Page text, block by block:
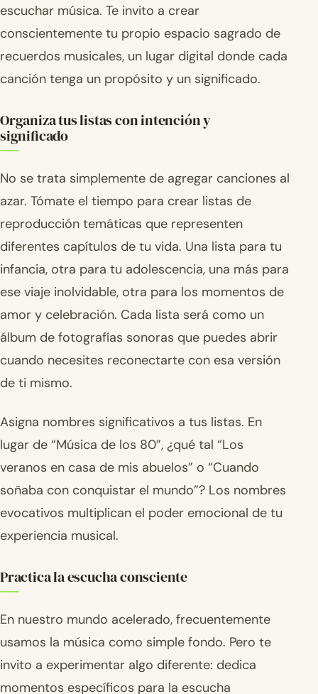
escuchar música. Te invito a crear
conscientemente tu propio espacio sagrado de
recuerdos musicales, un lugar digital donde cada
canción tenga un propósito y un significado.
Organiza tus listas con intención y
significado
No se trata simplemente de agregar canciones al
azar. Tómate el tiempo para crear listas de
reproducción temáticas que representen
diferentes capítulos de tu vida. Una lista para tu
infancia, otra para tu adolescencia, una más para
ese viaje inolvidable, otra para los momentos de
amor y celebración. Cada lista será como un
álbum de fotografías sonoras que puedes abrir
cuando necesites reconectarte con esa versión
de ti mismo.
Asigna nombres significativos a tus listas. En
lugar de “Música de los 80”, ¿qué tal “Los
veranos en casa de mis abuelos” o “Cuando
soñaba con conquistar el mundo”? Los nombres
evocativos multiplican el poder emocional de tu
experiencia musical.
Practica la escucha consciente
En nuestro mundo acelerado, frecuentemente
usamos la música como simple fondo. Pero te
invito a experimentar algo diferente: dedica
momentos específicos para la escucha